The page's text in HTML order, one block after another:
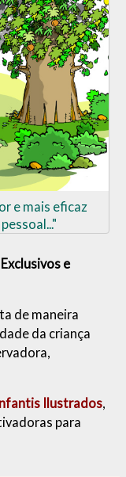
e mais eficaz
e
de maneira
da criança
Ilustrados,
para